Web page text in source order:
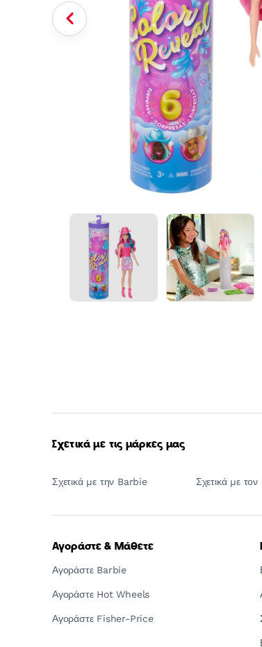
Σχετικά με τις μάρκες μας
Σχετικά με την Barbie Σχετικά με
Αγοράστε & Μάθετε
Αγοράστε Barbie
Αγοράστε Hot Wheels
Αγοράστε Fisher-Price